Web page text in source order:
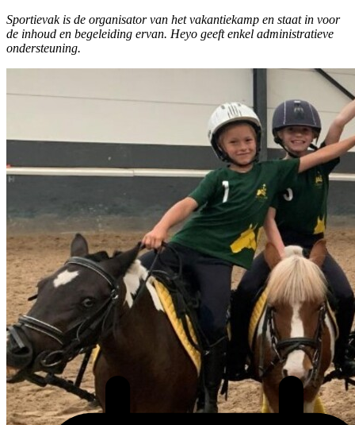
Sportievak is de organisator van het vakantiekamp en staat in voor
de inhoud en begeleiding ervan. Heyo geeft enkel administratieve
ondersteuning.